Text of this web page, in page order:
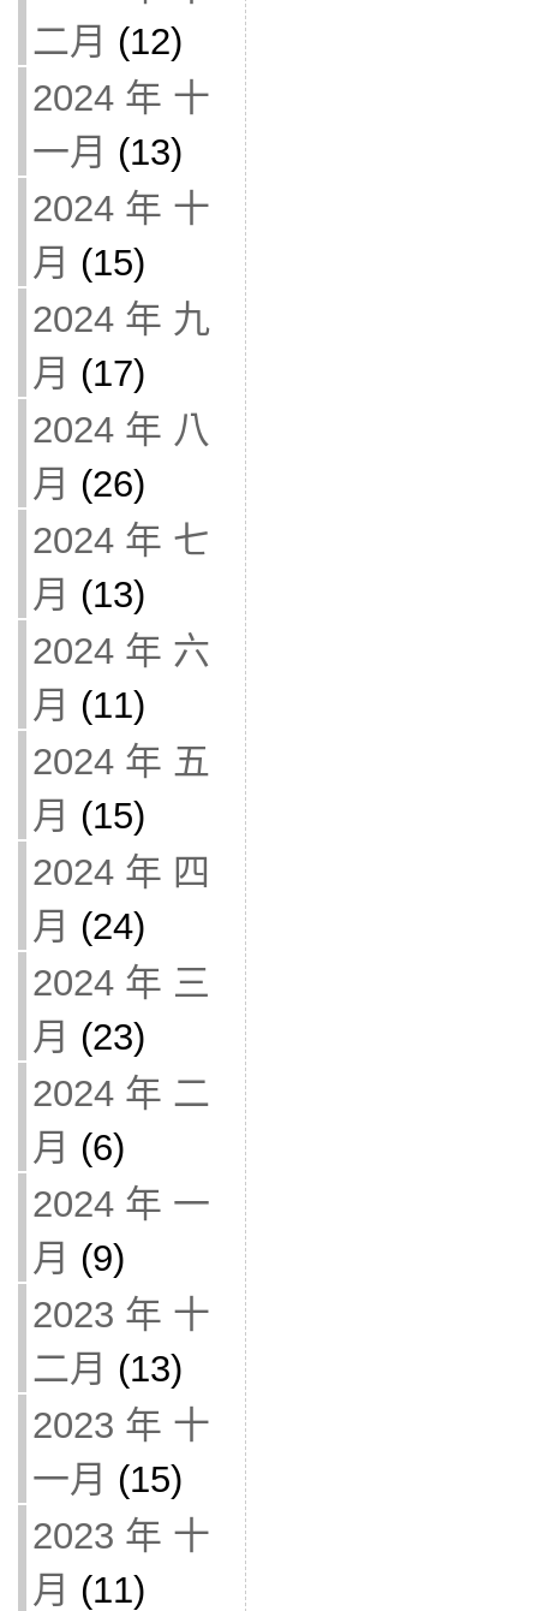
二月 (12)
2024 年 十
一月 (13)
2024 年 十
月 (15)
2024 年 九
月 (17)
2024 年 八
月 (26)
2024 年 七
月 (13)
2024 年 六
月 (11)
2024 年 五
月 (15)
2024 年 四
月 (24)
2024 年 三
月 (23)
2024 年 二
月 (6)
2024 年 一
月 (9)
2023 年 十
二月 (13)
2023 年 十
一月 (15)
2023 年 十
月 (11)